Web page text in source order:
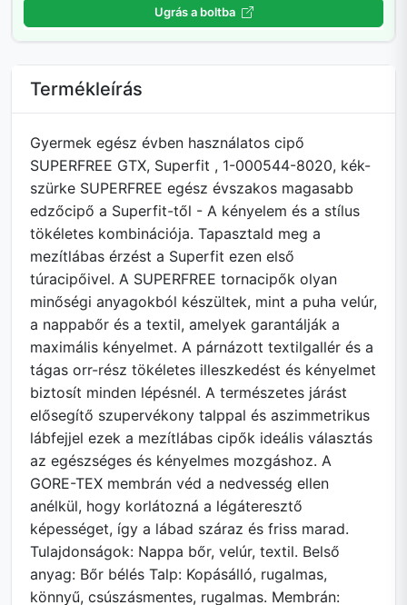
Ugrás a boltba
Termékleírás
Gyermek egész évben használatos cipő
SUPERFREE GTX, Superfit , 1-000544-8020, kék-
szürke SUPERFREE egész évszakos magasabb
edzőcipő a Superfit-től - A kényelem és a stílus
tökéletes kombinációja. Tapasztald meg a
mezítlábas érzést a Superfit ezen első
túracipőivel. A SUPERFREE tornacipők olyan
minőségi anyagokból készültek, mint a puha velúr,
a nappabőr és a textil, amelyek garantálják a
maximális kényelmet. A párnázott textilgallér és a
tágas orr-rész tökéletes illeszkedést és kényelmet
biztosít minden lépésnél. A természetes járást
elősegítő szupervékony talppal és aszimmetrikus
lábfejjel ezek a mezítlábas cipők ideális választás
az egészséges és kényelmes mozgáshoz. A
GORE-TEX membrán véd a nedvesség ellen
anélkül, hogy korlátozná a légáteresztő
képességet, így a lábad száraz és friss marad.
Tulajdonságok: Nappa bőr, velúr, textil. Belső
anyag: Bőr bélés Talp: Kopásálló, rugalmas,
könnyű, csúszásmentes, rugalmas. Membrán: